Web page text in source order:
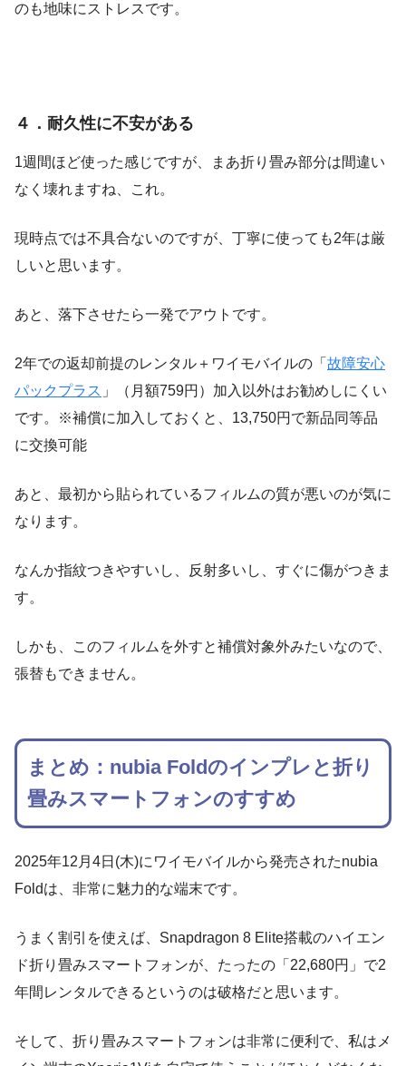
のも地味にストレスです。
４．耐久性に不安がある
1週間ほど使った感じですが、まあ折り畳み部分は間違い
なく壊れますね、これ。
現時点では不具合ないのですが、丁寧に使っても2年は厳
しいと思います。
あと、落下させたら一発でアウトです。
2年での返却前提のレンタル＋ワイモバイルの「 故障安心
パックプラス 」（月額759円）加入以外はお勧めしにくい
です。※補償に加入しておくと、13,750円で新品同等品
に交換可能
あと、最初から貼られているフィルムの質が悪いのが気に
なります。
なんか指紋つきやすいし、反射多いし、すぐに傷がつきま
す。
しかも、このフィルムを外すと補償対象外みたいなので、
張替もできません。
まとめ：nubia Foldのインプレと折り
畳みスマートフォンのすすめ
2025年12月4日(木)にワイモバイルから発売されたnubia
Foldは、非常に魅力的な端末です。
うまく割引を使えば、Snapdragon 8 Elite搭載のハイエン
ド折り畳みスマートフォンが、たったの「22,680円」で2
年間レンタルできるというのは破格だと思います。
そして、折り畳みスマートフォンは非常に便利で、私はメ